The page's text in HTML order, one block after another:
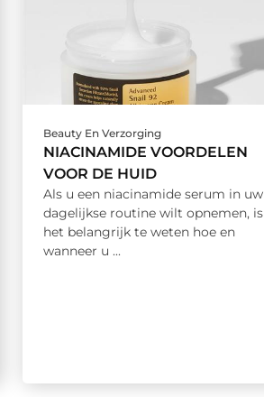
Beauty En Verzorging
NIACINAMIDE VOORDELEN
VOOR DE HUID
Als u een niacinamide serum in uw
dagelijkse routine wilt opnemen, is
het belangrijk te weten hoe en
wanneer u ...